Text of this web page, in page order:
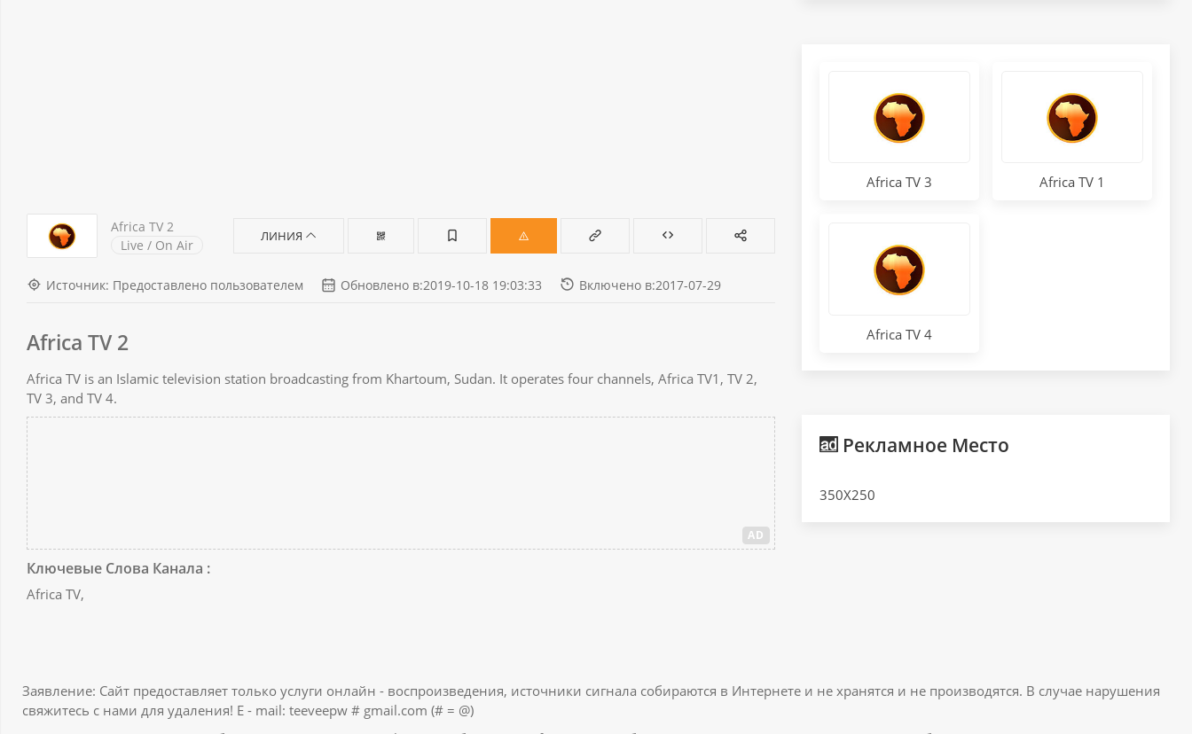
Africa TV 2
Live / On Air
ЛИНИЯ
Источник: Предоставлено пользователем Обновлено в:2019-10-18 19:03:33 Включено в:2017-07-29
Africa TV 2
Africa TV is an Islamic television station broadcasting from Khartoum, Sudan. It operates four channels, Africa TV1, TV 2,
TV 3, and TV 4.
AD
Ключевые Слова Канала :
Africa TV,
Africa TV 3 Africa TV 1
Africa TV 4
Рекламное Место
350X250
Заявление: Сайт предоставляет только услуги онлайн - воспроизведения, источники сигнала собираются в Интернете и не хранятся и не производятся. В случае нарушения
свяжитесь с нами для удаления! E - mail: teeveepw # gmail.com (# = @)